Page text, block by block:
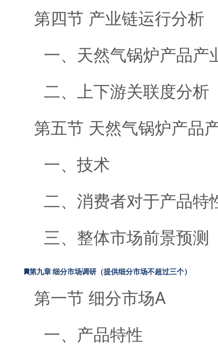
第四节 产业链运行分析
一、天然气锅炉产品产
二、上下游关联度分析
第五节 天然气锅炉产品
一、技术
二、消费者对于产品特
三、整体市场前景预测
第九章 细分市场调研（提供细分市场不超过三个）
第一节 细分市场A
一、产品特性